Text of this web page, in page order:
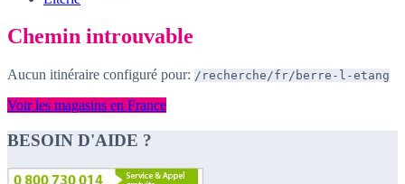
Chemin introuvable
Aucun itinéraire configuré pour: /recherche/fr/berre-l-etang
Voir les magasins en France
BESOIN D'AIDE ?